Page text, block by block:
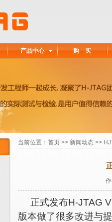
产品中心 购 买
当前位置： 首页 >> 新闻动态 >>
正式发布H-JTAG
版本做了很多改进与